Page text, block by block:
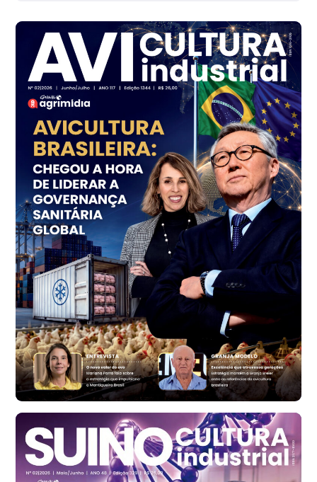
Ovo Branco - Regional
Branco
R$ 144,99
cx
Ovo Vermelho - Regional
Grande São Paulo (SP)
R$ 153,38
cx
Ovo Vermelho - Regional
Vermelho
R$ 156,33
cx
Ovo Branco - Regional
Bastos (SP)
R$ 134,40
cx
Ovo Vermelho - Regional
Bastos (SP)
R$ 146,71
cx
Frango - Indicador
SP
R$ 7,13
kg